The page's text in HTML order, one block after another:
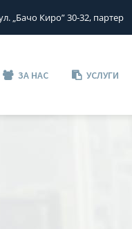
„Бачо Киро” 30-32, партер
ЗА НАС УСЛУГИ